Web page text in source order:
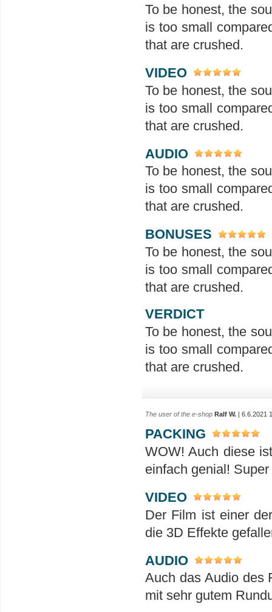
To be honest, the
is too small
that are crushed.
VIDEO
To be honest, the
is too small
that are crushed.
AUDIO
To be honest, the
is too small
that are crushed.
BONUSES
To be honest, the
is too small
that are crushed.
VERDICT
To be honest, the
is too small
that are crushed.
The user of the e-shop Ralf W. | 6.6.2021
PACKING
WOW! Auch diese
einfach genial!
VIDEO
Der Film ist einer
die 3D Effekte
AUDIO
Auch das Audio des
mit sehr gutem